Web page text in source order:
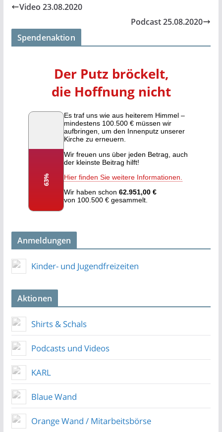
Video 23.08.2020
Podcast 25.08.2020
Spendenaktion
Anmeldungen
Kinder- und Jugendfreizeiten
Aktionen
Shirts & Schals
Podcasts und Videos
KARL
Blaue Wand
Orange Wand / Mitarbeitsbörse